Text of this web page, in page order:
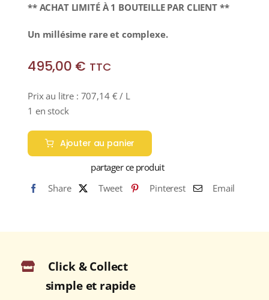
** ACHAT LIMITÉ À 1 BOUTEILLE PAR CLIENT **
Un millésime rare et complexe.
495,00 € TTC
Prix au litre : 707,14 € / L
1 en stock
Ajouter au panier
partager ce produit
Share
Tweet Pinterest Email
Click & Collect
simple et rapide